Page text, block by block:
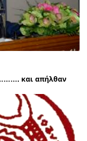
και απήλθαν